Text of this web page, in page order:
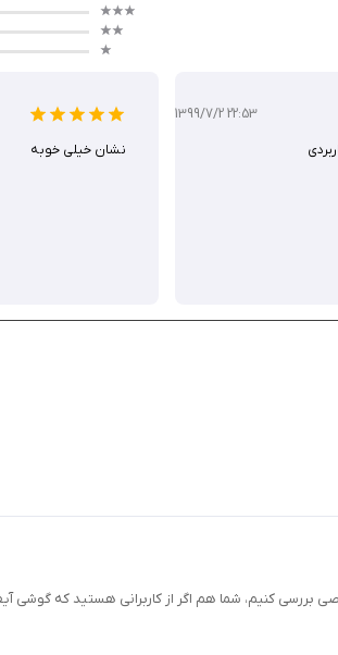
1399/7/2 22:53
نشان خيلى خوبه
کنیم، شما هم اگر از کاربرانی هستید که گوشی